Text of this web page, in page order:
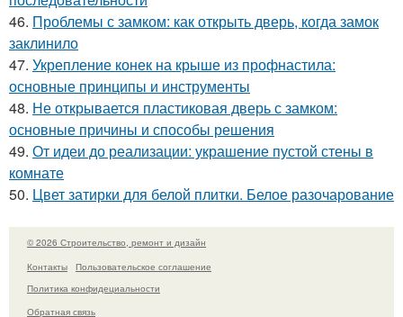
46. Проблемы с замком: как открыть дверь, когда замок
заклинило
47. Укрепление конек на крыше из профнастила:
основные принципы и инструменты
48. Не открывается пластиковая дверь с замком:
основные причины и способы решения
49. От идеи до реализации: украшение пустой стены в
комнате
50. Цвет затирки для белой плитки. Белое разочарование
© 2026 Строительство, ремонт и дизайн
Контакты
Пользовательское соглашение
Политика конфидециальности
Обратная связь